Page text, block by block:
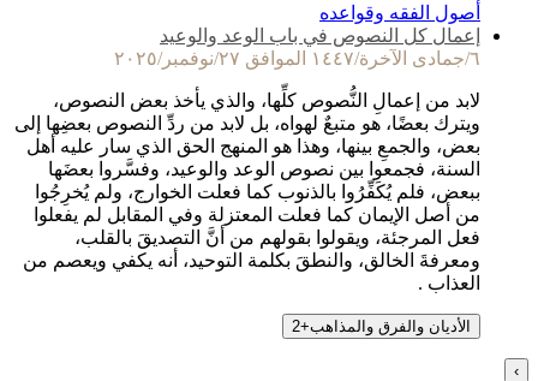
أصول الفقه وقواعده
إعمال كل النصوص في باب الوعد والوعيد
٦/جمادى الآخرة/١٤٤٧ الموافق ٢٧/نوفمبر/٢٠٢٥
لابد من إعمالِ النُّصوص كلِّها، والذي يأخذ بعض النصوص،
ويترك بعضًا، هو متبعٌ لهواه، بل لابد من ردِّ النصوص بعضِها إلى
بعض، والجمعِ بينها، وهذا هو المنهج الحق الذي سار عليه أهل
السنة، فجمعوا بين نصوص الوعد والوعيد، وفسَّروا بعضَها
ببعض، فلم يُكَفِّرُوا بالذنوب كما فعلت الخوارج، ولم يُخرِجُوا
من أصل الإيمان كما فعلت المعتزلة وفي المقابل لم يفعلوا
فعل المرجئة، ويقولوا بقولهم من أنَّ التصديقَ بالقلب،
ومعرفةَ الخالق، والنطقَ بكلمة التوحيد، أنه يكفي ويعصم من
العذاب .
الأديان والفرق والمذاهب+
2
›